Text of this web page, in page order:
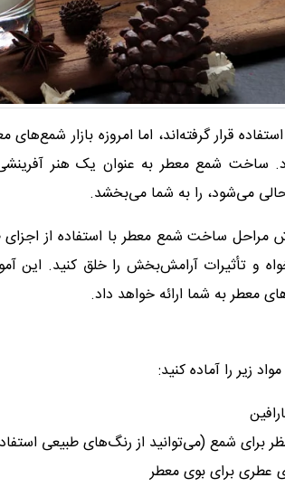
قرار گرفته‌اند، اما امروزه بازار
ساخت شمع معطر به عنوان یک هنر
می‌شود، را به شما می‌بخشد.
مراحل ساخت شمع معطر با استفاده از
و تأثیرات آرامش‌بخش را خلق کنید. این
معطر به شما ارائه خواهد داد.
زیر را آماده کنید:
برای شمع (می‌توانید از رنگ‌های طبیعی
عطری برای بوی معطر